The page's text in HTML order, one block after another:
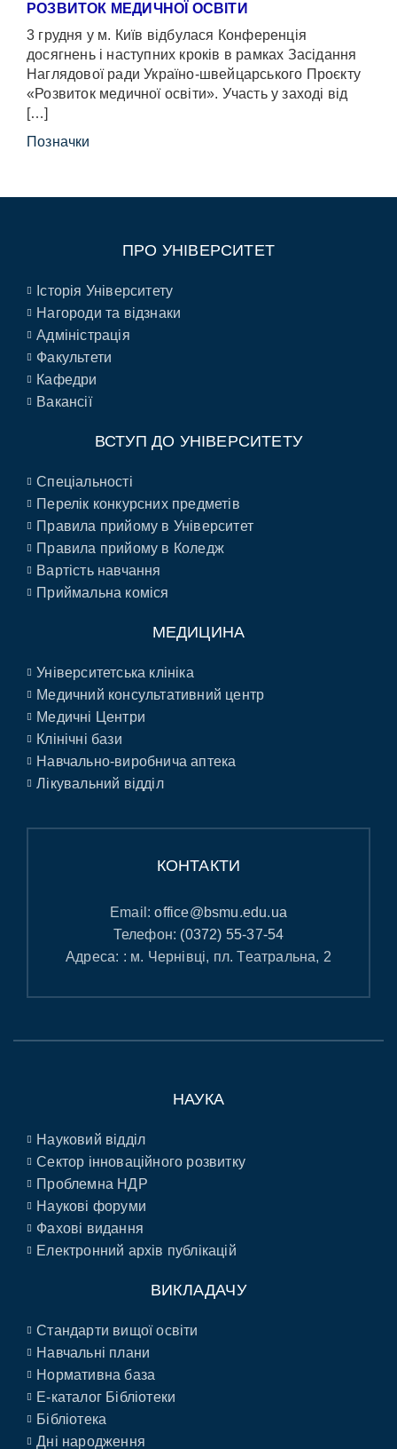
РОЗВИТОК МЕДИЧНОЇ ОСВІТИ
3 грудня у м. Київ відбулася Конференція
досягнень і наступних кроків в рамках Засідання
Наглядової ради Україно-швейцарського Проєкту
«Розвиток медичної освіти». Участь у заході від
[…]
Позначки
ПРО УНІВЕРСИТЕТ
Історія Університету
Нагороди та відзнаки
Адміністрація
Факультети
Кафедри
Вакансії
ВСТУП ДО УНІВЕРСИТЕТУ
Спеціальності
Перелік конкурсних предметів
Правила прийому в Університет
Правила прийому в Коледж
Вартість навчання
Приймальна коміся
МЕДИЦИНА
Університетська клініка
Медичний консультативний центр
Медичні Центри
Клінічні бази
Навчально-виробнича аптека
Лікувальний відділ
КОНТАКТИ
Email:office@bsmu.edu.ua
Телефон: (0372) 55-37-54
Адреса: : м. Чернівці, пл. Театральна, 2
НАУКА
Науковий відділ
Сектор інноваційного розвитку
Проблемна НДР
Наукові форуми
Фахові видання
Електронний архів публікацій
ВИКЛАДАЧУ
Стандарти вищої освіти
Навчальні плани
Нормативна база
E-каталог Бібліотеки
Бібліотека
Дні народження